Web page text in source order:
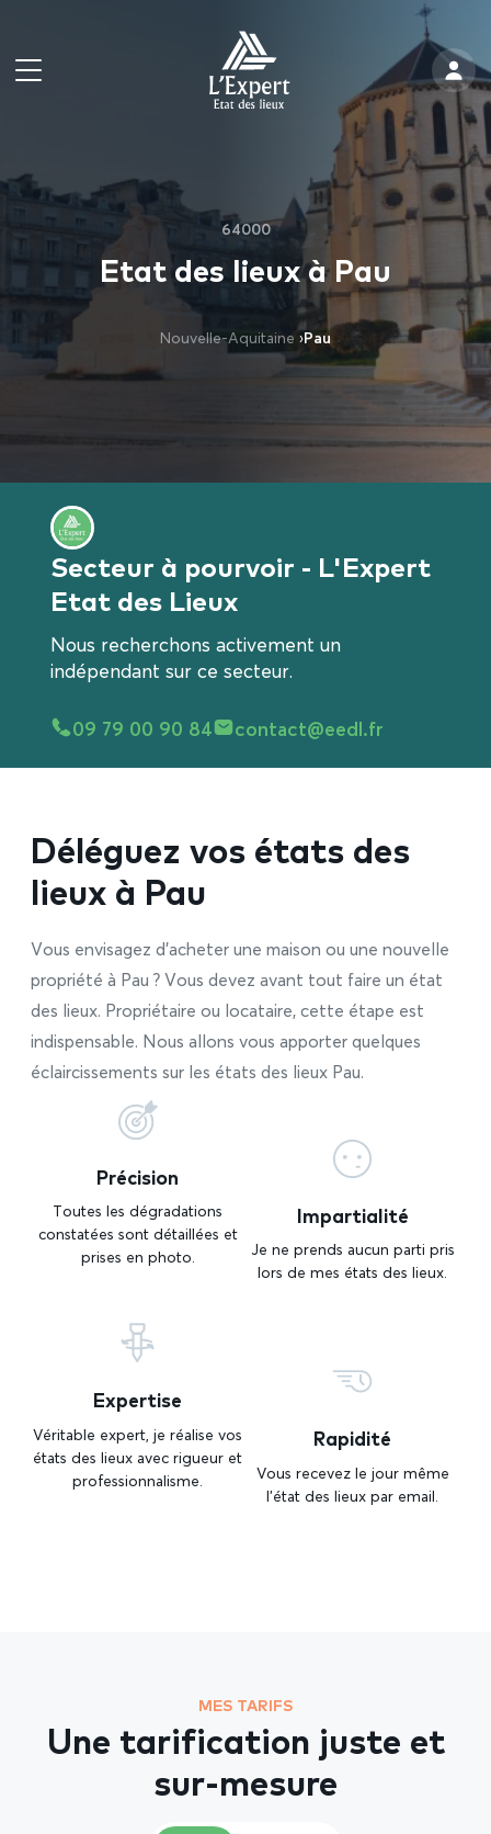
64000
Etat des lieux à Pau
Nouvelle-Aquitaine ›Pau
Secteur à pourvoir - L'Expert
Etat des Lieux
Nous recherchons activement un
indépendant sur ce secteur.
09 79 00 90 84 contact@eedl.fr
Déléguez vos états des
lieux à Pau
Vous envisagez d’acheter une maison ou une nouvelle
propriété à Pau ? Vous devez avant tout faire un état
des lieux. Propriétaire ou locataire, cette étape est
indispensable. Nous allons vous apporter quelques
éclaircissements sur les états des lieux Pau.
Précision
Toutes les dégradations
constatées sont détaillées et
prises en photo.
Impartialité
Je ne prends aucun parti pris
lors de mes états des lieux.
Expertise
Véritable expert, je réalise vos
états des lieux avec rigueur et
professionnalisme.
Rapidité
Vous recevez le jour même
l’état des lieux par email.
MES TARIFS
Une tarification juste et
sur-mesure